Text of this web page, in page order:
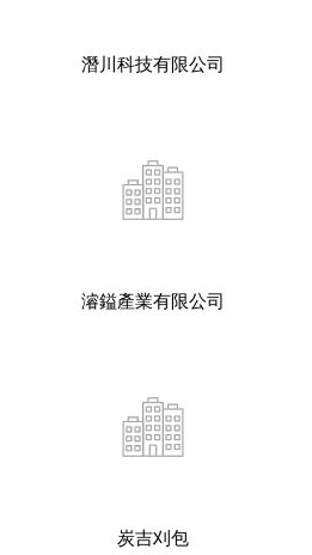
潛川科技有限公司
濬鎰產業有限公司
炭吉刈包